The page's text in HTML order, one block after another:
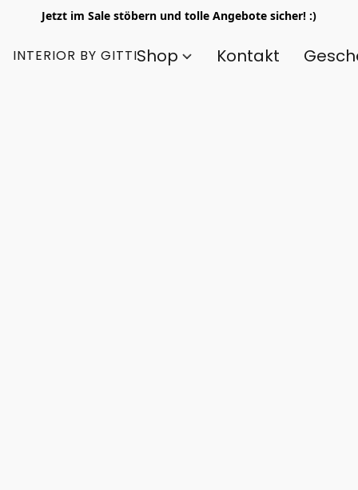
Jetzt im Sale stöbern und tolle Angebote sicher! :)
INTERIOR BY GITTIShop Kontakt